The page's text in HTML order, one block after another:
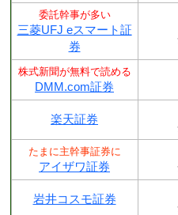
委託幹事が多い
三菱UFJ eスマート証
券
株式新聞が無料で読める
DMM.com証券
楽天証券
たまに主幹事証券に
アイザワ証券
岩井コスモ証券